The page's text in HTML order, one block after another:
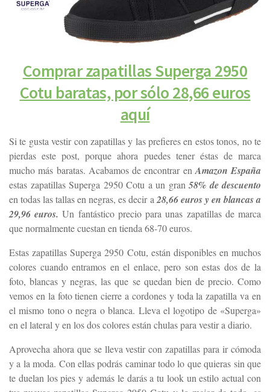
Comprar zapatillas Superga 2950
Cotu baratas, por sólo 28,66 euros
aquí
Si te gusta vestir con zapatillas y las prefieres en estos tonos, no te
pierdas este post, porque ahora puedes tener éstas de marca
mucho más baratas. Acabamos de encontrar en Amazon España
estas zapatillas Superga 2950 Cotu a un gran58% de descuento
en todas las tallas en negras, es decir a 28,66 euros y en blancas a
29,96 euros. Un fantástico precio para unas zapatillas de marca
que normalmente cuestan en tienda 68-70 euros.
Estas zapatillas Superga 2950 Cotu, están disponibles en muchos
colores cuando entramos en el enlace, pero son estas dos de la
foto, blancas y negras, las que se quedan bien de precio. Como
vemos en la foto tienen cierre a cordones y toda la zapatilla va en
el mismo tono o negra o blanca. Lleva el logotipo de «Superga»
en el lateral y en los dos colores están chulas para vestir a diario.
Aprovecha ahora que se lleva vestir con zapatillas para ir cómoda
y a la moda. Con ellas podrás caminar todo lo que quieras sin que
te duelan los pies y además le darás a tu look un estilo actual con